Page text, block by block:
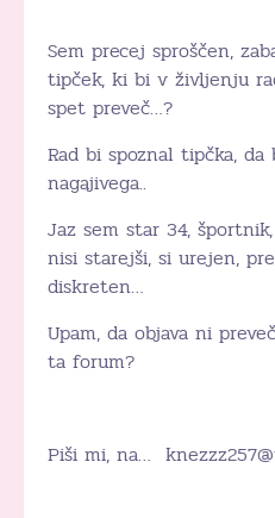
Sem precej sproščen,
tipček, ki bi v življenju
spet preveč…?
Rad bi spoznal tipčka,
nagajivega..
Jaz sem star 34,
nisi starejši, si urejen,
diskreten…
Upam, da objava ni
ta forum?
Piši mi, na…